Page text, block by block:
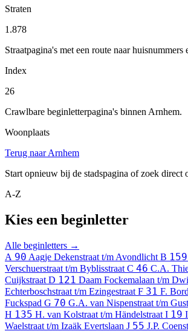
Straten
1.878
Straatpagina's met een route naar huisnummers
Index
26
Crawlbare beginletterpagina's binnen Arnhem.
Woonplaats
Terug naar Arnhem
Start opnieuw bij de stadspagina of zoek direct
A-Z
Kies een beginletter
Alle beginletters →
A 90 Aagje Dekenstraat t/m Avondlicht B 159
Verschuerstraat t/m Byblisstraat C 46 C.A.
Cuijkstraat D 121 Daam Fockemalaan t/m
Echterboschstraat t/m Ezingestraat F 31 F.
Fuckspad G 70 G.A. van Nispenstraat t/m
H 135 H. van Kolstraat t/m Händelstraat I 19
Waelstraat t/m Izaäk Evertslaan J 55 J.P.